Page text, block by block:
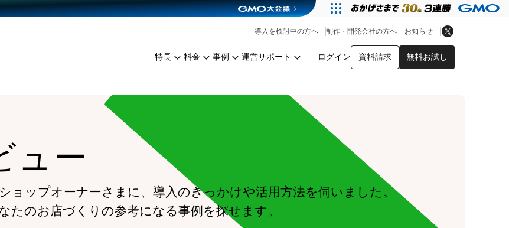
特長 料金 事例 運営サポート ログイン 資料請求 無料お試し
導入を検討中の方へ 制作・開発会社の方へ お知らせ
入
リティを向上
プリ
の連携
雑貨販売 アプリストア
料金シミュレーション
コミュニティイベントCarty
ュー
ョップオーナーさまに、導入のきっかけや活用方法を伺いました。
たのお店づくりの参考になる事例を探せます。